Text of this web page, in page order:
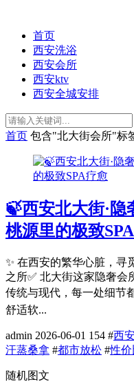
首页
西安洗浴
西安会所
西安ktv
西安全城安排
首页 包含"北大街会所"标
🍃西安北大街·
桃源里的极致
✨ 在西安的繁华心脏，寻
之所✅ 北大街这家隐奢
传统与现代，每一处细节
舒适软...
admin 2026-06-01 154 #西
汗蒸桑拿 #都市放松 #性价
随机图文